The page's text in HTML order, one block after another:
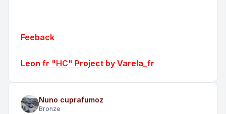
Feeback
Leon fr "HC" Project by Varela_fr
Nuno cuprafumoz
Bronze